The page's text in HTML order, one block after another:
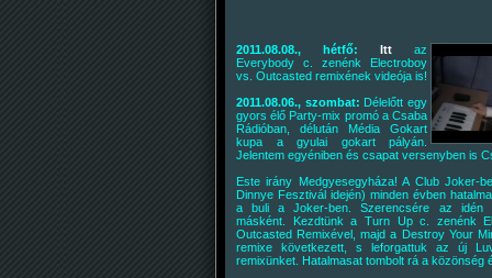
2011.08.08., hétfő: Itt az
Everybody c. zenénk Electroboy
vs. Outcasted remixének videója is!
2011.08.06., szombat: Délelőtt egy
gyors élő Party-mix promó a Csaba
Rádióban, délután Média Gokart
kupa a gyulai gokart pályán.
Jelentem egyéniben és csapat versenyben is
Este irány Medgyesegyháza! A Club Joker-
Dinnye Fesztivál idején) minden évben
a buli a Joker-ben. Szerencsére az idén
másként. Kezdtünk a Turn Up c. zenénk
Outcasted Remixével, majd a Destroy Your
remixe következett, s leforgattuk az új
remixünket. Hatalmasat tombolt rá a közönség